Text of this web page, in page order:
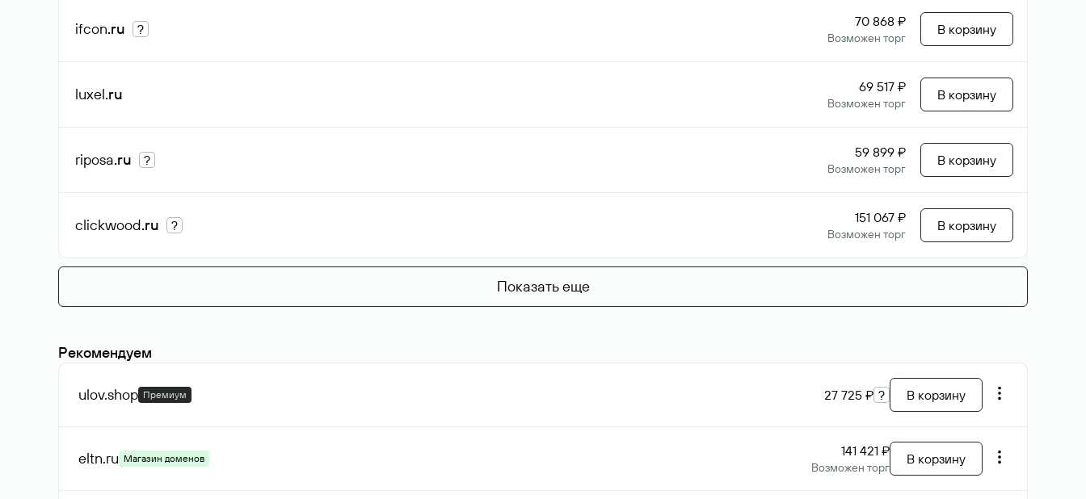
ifcon.ru ? 70 868 ₽
Возможен торг
В корзину
luxel.ru 69 517 ₽
Возможен торг
В корзину
riposa.ru ? 59 899 ₽
Возможен торг
В корзину
clickwood.ru ? 151 067 ₽
Возможен торг
В корзину
Показать еще
Рекомендуем
ulov.shop Премиум 27 725 ₽ ? В корзину
eltn.ru Магазин доменов 141 421 ₽
Возможен торг
В корзину